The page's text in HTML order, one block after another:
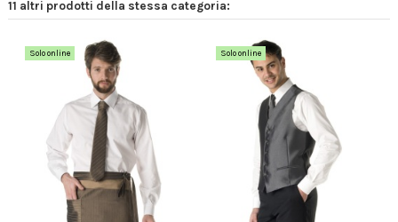
11 altri prodotti della stessa categoria:
Solo online Solo online